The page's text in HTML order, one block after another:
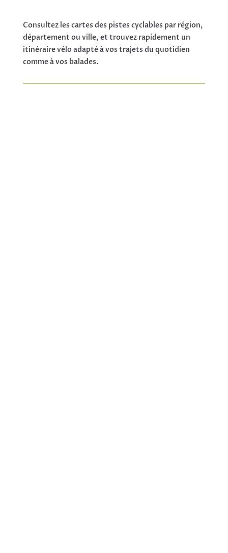
Consultez les cartes des pistes cyclables par région,
département ou ville, et trouvez rapidement un
itinéraire vélo adapté à vos trajets du quotidien
comme à vos balades.